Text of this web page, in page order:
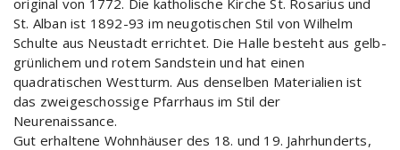
original von 1772. Die katholische Kirche St. Rosarius und
St. Alban ist 1892-93 im neugotischen Stil von Wilhelm
Schulte aus Neustadt errichtet. Die Halle besteht aus gelb-
grünlichem und rotem Sandstein und hat einen
quadratischen Westturm. Aus denselben Materialien ist
das zweigeschossige Pfarrhaus im Stil der
Neurenaissance.
Gut erhaltene Wohnhäuser des 18. und 19. Jahrhunderts,